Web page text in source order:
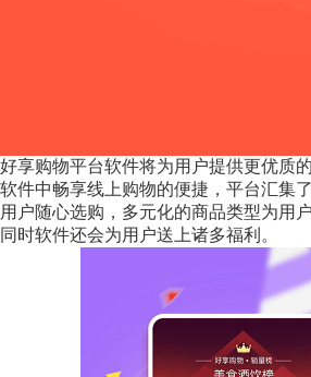
好享购物平台软件将为用户提供更优质
软件中畅享线上购物的便捷，平台汇集
用户随心选购，多元化的商品类型为用
同时软件还会为用户送上诸多福利。